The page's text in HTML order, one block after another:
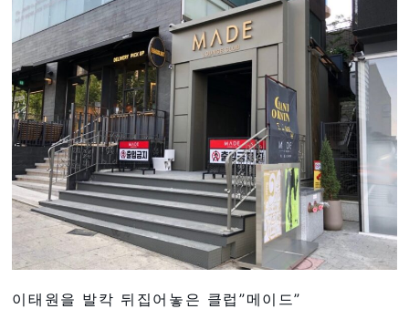
이태원을 발칵 뒤집어놓은 클럽”메이드”